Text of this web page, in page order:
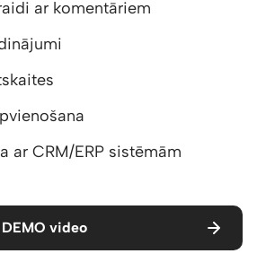
ar komentāriem
ar CRM/ERP sistēmām
DEMO video